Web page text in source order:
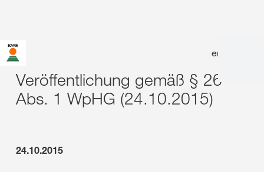
en
Veröffentlichung gemäß § 26
Abs. 1 WpHG (24.10.2015)
24.10.2015